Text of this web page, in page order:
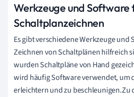
Werkzeuge und Software
Schaltplanzeichnen
Es gibt verschiedene Werkzeuge und
Zeichnen von Schaltplänen hilfreich
wurden Schaltpläne von Hand
wird häufig Software verwendet, um
erleichtern und zu beschleunigen.Zu